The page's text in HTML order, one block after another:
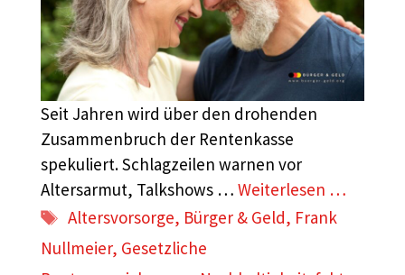
Seit Jahren wird über den drohenden
Zusammenbruch der Rentenkasse
spekuliert. Schlagzeilen warnen vor
Altersarmut, Talkshows … Weiterlesen …
Schlagwörter
Altersvorsorge, Bürger & Geld, Frank
Nullmeier, Gesetzliche